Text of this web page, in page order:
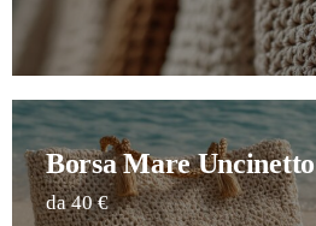
Borsa Mare Uncinetto
da 40 €